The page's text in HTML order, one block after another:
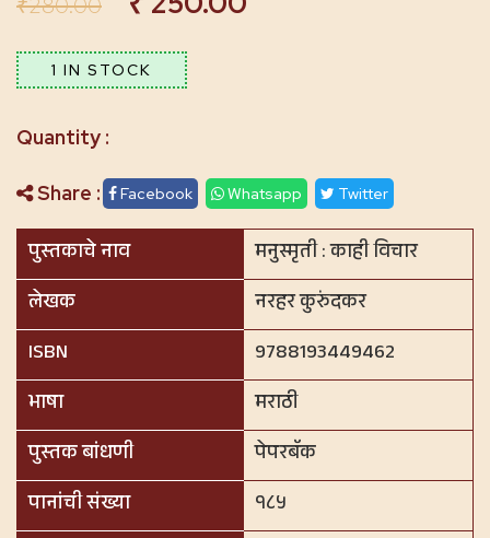
₹280.00
1 IN STOCK
Share : Facebook Whatsapp Twitter
पुस्तकाचे नाव
मनुस्मृती : काही विचार
लेखक
नरहर कुरुंदकर
ISBN
9788193449462
भाषा
मराठी
पुस्तक बांधणी
पेपरबॅक
पानांची संख्या
१८५